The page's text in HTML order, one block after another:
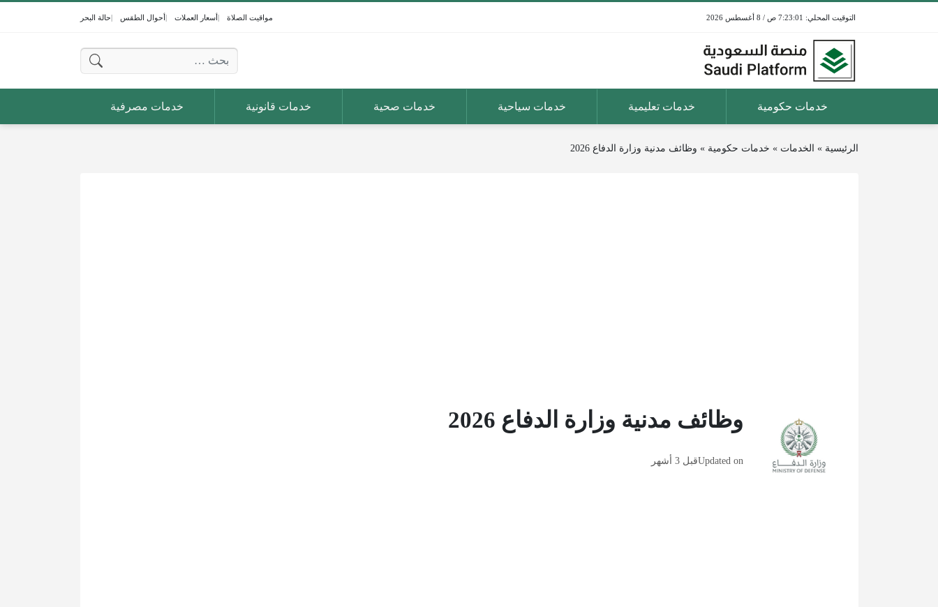
7:23:02 ص / 8 أغسطس 2026 مواقيت الصلاة أسعار العملات أحوال الطقس حالة البحر
البحث عن:
خدمات حكومية خدمات تعليمية خدمات سياحية خدمات صحية خدمات قانونية خدمات مصرفية
الرئيسية » الخدمات » خدمات حكومية » وظائف مدنية وزارة الدفاع 2026
وظائف مدنية وزارة الدفاع 2026
Updated onقبل 3 أشهر